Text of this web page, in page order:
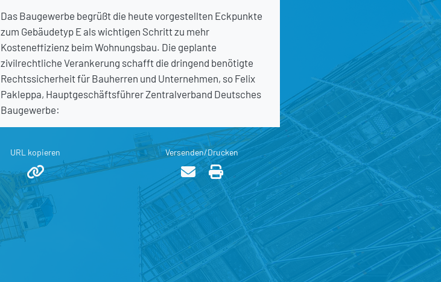
Das Baugewerbe begrüßt die heute vorgestellten Eckpunkte
zum Gebäudetyp E als wichtigen Schritt zu mehr
Kosteneffizienz beim Wohnungsbau. Die geplante
zivilrechtliche Verankerung schafft die dringend benötigte
Rechtssicherheit für Bauherren und Unternehmen, so Felix
Pakleppa, Hauptgeschäftsführer Zentralverband Deutsches
Baugewerbe:
URL kopieren Versenden/Drucken